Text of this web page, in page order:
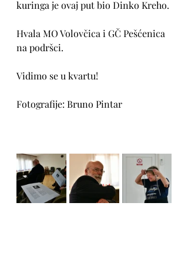
kuringa je ovaj put bio Dinko Kreho.
Hvala MO Volovčica i GČ Pešćenica
na podršci.
Vidimo se u kvartu!
Fotografije: Bruno Pintar